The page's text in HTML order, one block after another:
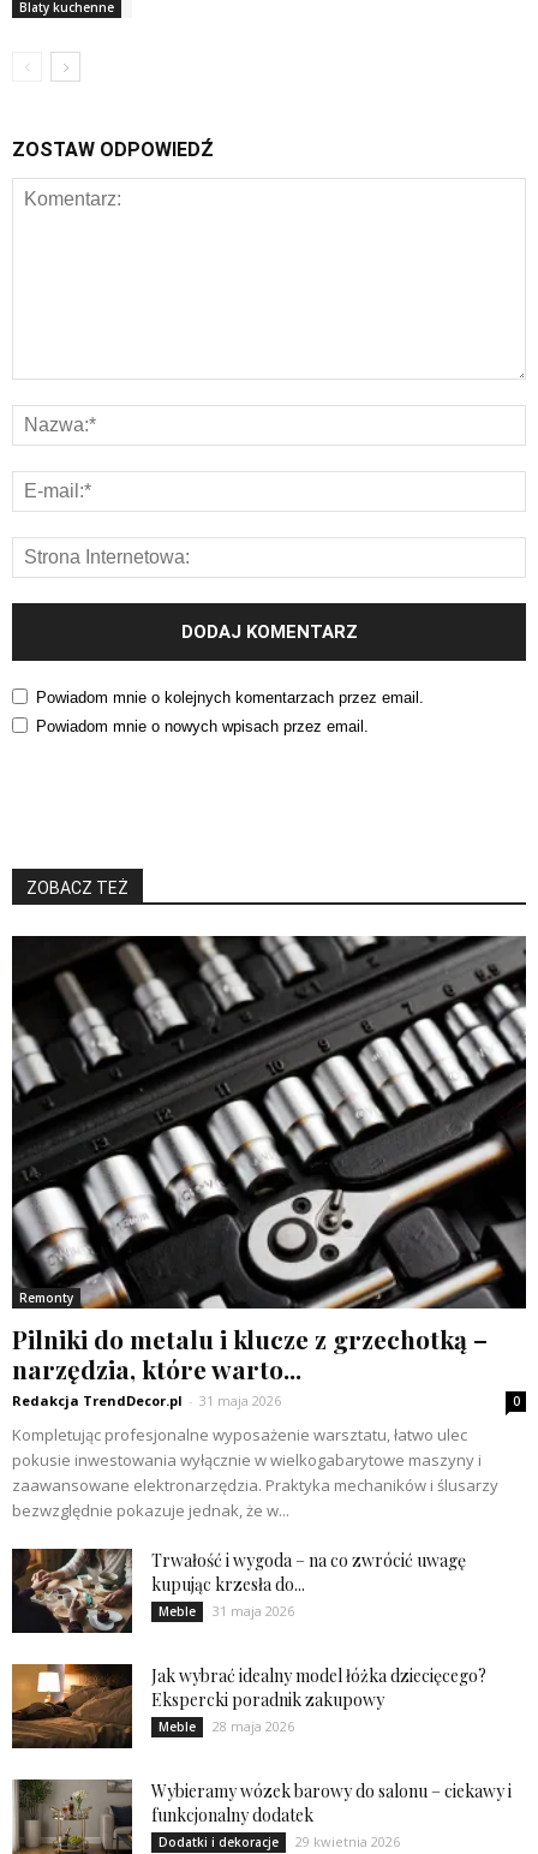
Blaty kuchenne
ZOSTAW ODPOWIEDŹ
Powiadom mnie o kolejnych komentarzach przez email.
Powiadom mnie o nowych wpisach przez email.
ZOBACZ TEŻ
Remonty
Pilniki do metalu i klucze z grzechotką –
narzędzia, które warto...
Redakcja TrendDecor.pl - 31 maja 2026 0
Kompletując profesjonalne wyposażenie warsztatu, łatwo ulec
pokusie inwestowania wyłącznie w wielkogabarytowe maszyny i
zaawansowane elektronarzędzia. Praktyka mechaników i ślusarzy
bezwzględnie pokazuje jednak, że w...
Trwałość i wygoda – na co zwrócić uwagę
kupując krzesła do...
Meble 31 maja 2026
Jak wybrać idealny model łóżka dziecięcego?
Ekspercki poradnik zakupowy
Meble 28 maja 2026
Wybieramy wózek barowy do salonu – ciekawy i
funkcjonalny dodatek
Dodatki i dekoracje 29 kwietnia 2026